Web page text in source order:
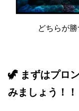
どちらが勝つ
🦖 まずはプロ
みましょう！！